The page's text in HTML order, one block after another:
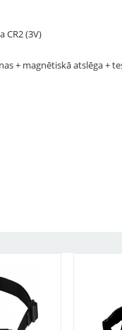
CR2 (3V)
+ magnētiskā atslēga +